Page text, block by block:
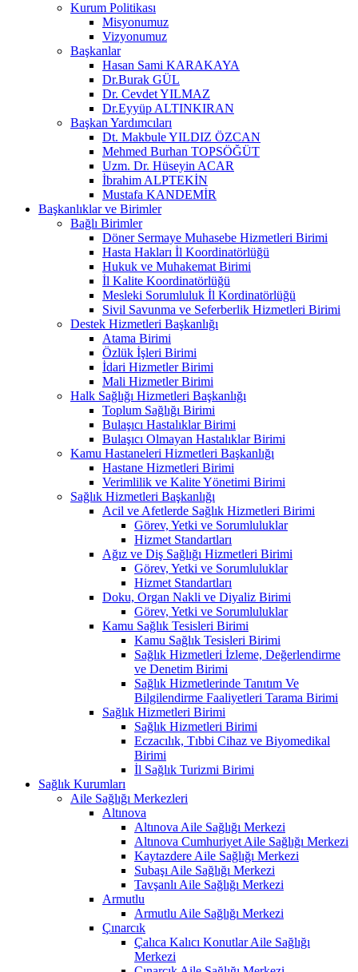
Kurum Politikası
Misyonumuz
Vizyonumuz
Başkanlar
Hasan Sami KARAKAYA
Dr.Burak GÜL
Dr. Cevdet YILMAZ
Dr.Eyyüp ALTINKIRAN
Başkan Yardımcıları
Dt. Makbule YILDIZ ÖZCAN
Mehmed Burhan TOPSÖĞÜT
Uzm. Dr. Hüseyin ACAR
İbrahim ALPTEKİN
Mustafa KANDEMİR
Başkanlıklar ve Birimler
Bağlı Birimler
Döner Sermaye Muhasebe Hizmetleri Birimi
Hasta Hakları İl Koordinatörlüğü
Hukuk ve Muhakemat Birimi
İl Kalite Koordinatörlüğü
Mesleki Sorumluluk İl Kordinatörlüğü
Sivil Savunma ve Seferberlik Hizmetleri Birimi
Destek Hizmetleri Başkanlığı
Atama Birimi
Özlük İşleri Birimi
İdari Hizmetler Birimi
Mali Hizmetler Birimi
Halk Sağlığı Hizmetleri Başkanlığı
Toplum Sağlığı Birimi
Bulaşıcı Hastalıklar Birimi
Bulaşıcı Olmayan Hastalıklar Birimi
Kamu Hastaneleri Hizmetleri Başkanlığı
Hastane Hizmetleri Birimi
Verimlilik ve Kalite Yönetimi Birimi
Sağlık Hizmetleri Başkanlığı
Acil ve Afetlerde Sağlık Hizmetleri Birimi
Görev, Yetki ve Sorumluluklar
Hizmet Standartları
Ağız ve Diş Sağlığı Hizmetleri Birimi
Görev, Yetki ve Sorumluluklar
Hizmet Standartları
Doku, Organ Nakli ve Diyaliz Birimi
Görev, Yetki ve Sorumluluklar
Kamu Sağlık Tesisleri Birimi
Kamu Sağlık Tesisleri Birimi
Sağlık Hizmetleri İzleme, Değerlendirme
ve Denetim Birimi
Sağlık Hizmetlerinde Tanıtım Ve
Bilgilendirme Faaliyetleri Tarama Birimi
Sağlık Hizmetleri Birimi
Sağlık Hizmetleri Birimi
Eczacılık, Tıbbi Cihaz ve Biyomedikal
Birimi
İl Sağlık Turizmi Birimi
Sağlık Kurumları
Aile Sağlığı Merkezleri
Altınova
Altınova Aile Sağlığı Merkezi
Altınova Cumhuriyet Aile Sağlığı Merkezi
Kaytazdere Aile Sağlığı Merkezi
Subaşı Aile Sağlığı Merkezi
Tavşanlı Aile Sağlığı Merkezi
Armutlu
Armutlu Aile Sağlığı Merkezi
Çınarcık
Çalıca Kalıcı Konutlar Aile Sağlığı
Merkezi